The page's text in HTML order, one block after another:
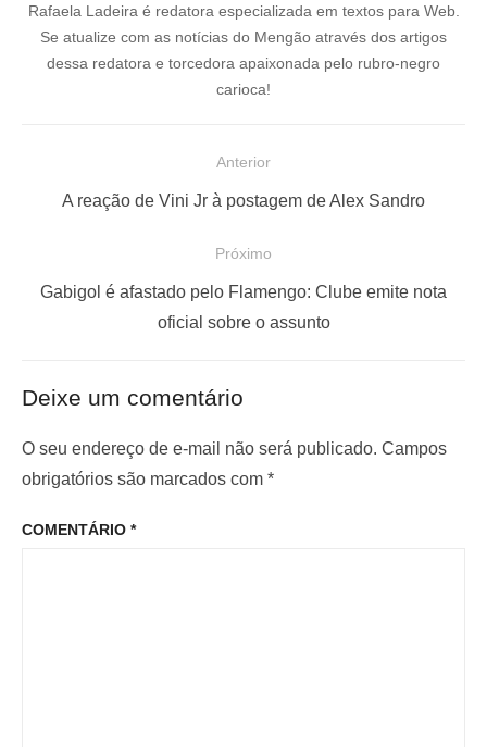
Rafaela Ladeira é redatora especializada em textos para Web.
Se atualize com as notícias do Mengão através dos artigos
dessa redatora e torcedora apaixonada pelo rubro-negro
carioca!
ã
d
e
P
Anterior
P
t
r
i
r
A reação de Vini Jr à postagem de Alex Sandro
Próximo
P
m
o
o
Gabigol é afastado pelo Flamengo: Clube emite nota
oficial sobre o assunto
Deixe um comentário
O seu endereço de e-mail não será publicado. Campos
obrigatórios são marcados com *
COMENTÁRIO *